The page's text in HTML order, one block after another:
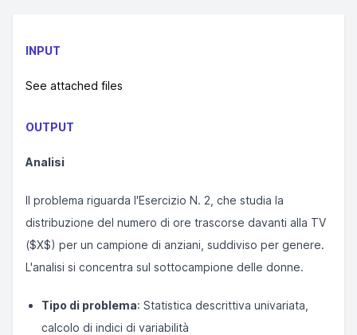
INPUT
See attached files
OUTPUT
Analisi
Il problema riguarda l'Esercizio N. 2, che studia la
distribuzione del numero di ore trascorse davanti alla TV
($X$) per un campione di anziani, suddiviso per genere.
L'analisi si concentra sul sottocampione delle donne.
Tipo di problema: Statistica descrittiva univariata,
calcolo di indici di variabilità